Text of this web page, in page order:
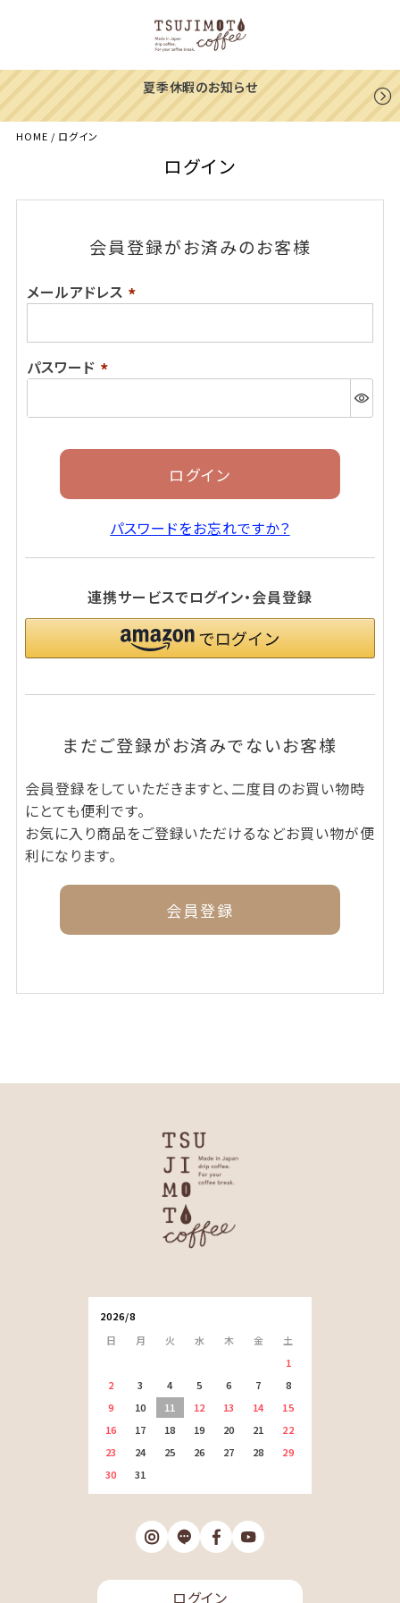
夏季休暇のお知らせ
HOME ログイン
ログイン
会員登録がお済みのお客様
メールアドレス
須)
パスワード
須)
ログイン
パスワードをお忘れですか？
連携サービスでログイン・会員登録
まだご登録がお済みでないお客様
会員登録をしていただきますと、二度目のお買い物時
にとても便利です。
お気に入り商品をご登録いただけるなどお買い物が便
利になります。
会員登録
2026/8
日
月 火 水 木 金
土
1
2
3 4 5 6 7
8
9
10 11 12 13 14
15
16
17 18 19 20 21
22
23
24 25 26 27 28
29
30
31
ログイン